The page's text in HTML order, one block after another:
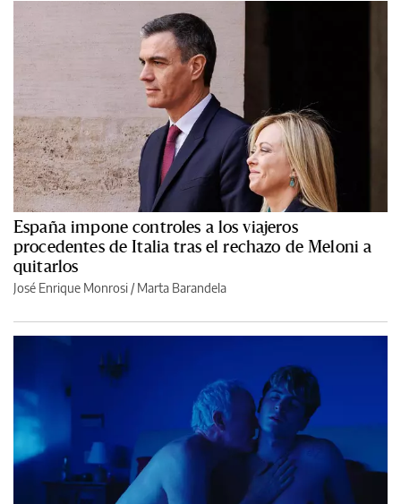
España impone controles a los viajeros
procedentes de Italia tras el rechazo de Meloni a
quitarlos
José Enrique Monrosi / Marta Barandela